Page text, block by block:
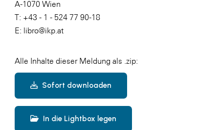
A-1070 Wien
T: +43 - 1 - 524 77 90-18
E: libro@ikp.at
Alle Inhalte dieser Meldung als .zip:
Sofort downloaden
In die Lightbox legen